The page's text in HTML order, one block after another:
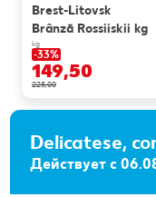
Brest-Litovsk
Brânză Rossiiskii kg
kg
-33%
149,50
225,00
Delicatese,
Действует с